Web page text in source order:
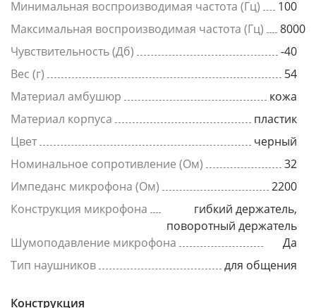
Минимальная воспроизводимая частота (Гц)
100
Максимальная воспроизводимая частота (Гц)
8000
Чувствительность (Дб)
-40
Вес (г)
54
Материал амбушюр
кожа
Материал корпуса
пластик
Цвет
черный
Номинальное сопротивление (Ом)
32
Импеданс микрофона (Ом)
2200
Конструкция микрофона
гибкий держатель,
поворотный держатель
Шумоподавление микрофона
Да
Тип наушников
для общения
Конструкция